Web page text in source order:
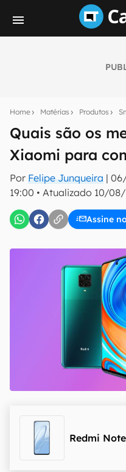
Home Matérias Produtos
Quais são os
Xiaomi para
Por Felipe Junqueira |
19:00 • Atualizado 10/08/
Assine
notícias e reviews
mão.
E-mail
Uso e Política de
Redmi